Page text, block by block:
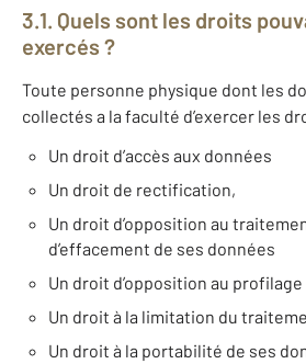
3.1. Quels sont les droits
exercés ?
Toute personne physique dont les
collectés a la faculté d’exercer les
Un droit d’accès aux données
Un droit de rectification,
Un droit d’opposition au
d’effacement de ses données
Un droit d’opposition au profilage
Un droit à la limitation du
Un droit à la portabilité de ses